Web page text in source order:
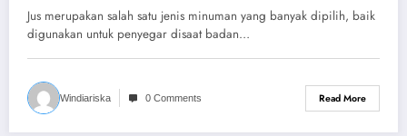
Jus merupakan salah satu jenis minuman yang banyak dipilih, baik
digunakan untuk penyegar disaat badan…
Windiariska 0 Comments Read More